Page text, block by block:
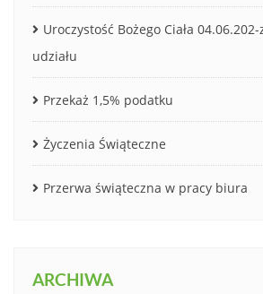
Uroczystość Bożego Ciała
udziału
Przekaż 1,5% podatku
Życzenia Świąteczne
Przerwa świąteczna w pracy biura
ARCHIWA